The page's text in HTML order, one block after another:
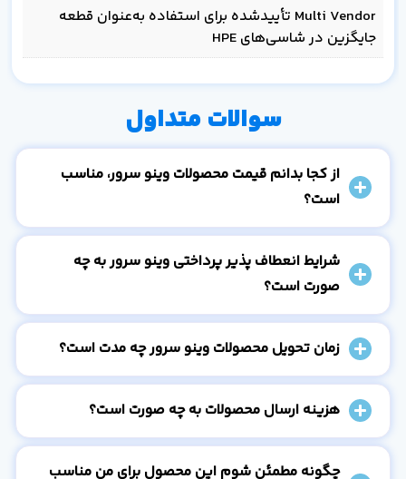
Multi Vendor تأییدشده برای استفاده به‌عنوان قطعه
جایگزین در شاسی‌های HPE
سوالات متداول
از کجا بدانم قیمت محصولات وینو سرور، مناسب
است؟
شرایط انعطاف پذیر پرداختی وینو سرور به چه
صورت است؟
زمان تحویل محصولات وینو سرور چه مدت است؟
هزینه ارسال محصولات به چه صورت است؟
چگونه مطمئن شوم این محصول برای من مناسب